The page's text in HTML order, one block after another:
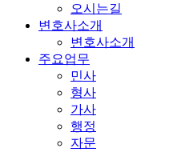
오시는길
변호사소개
변호사소개
주요업무
민사
형사
가사
행정
자문